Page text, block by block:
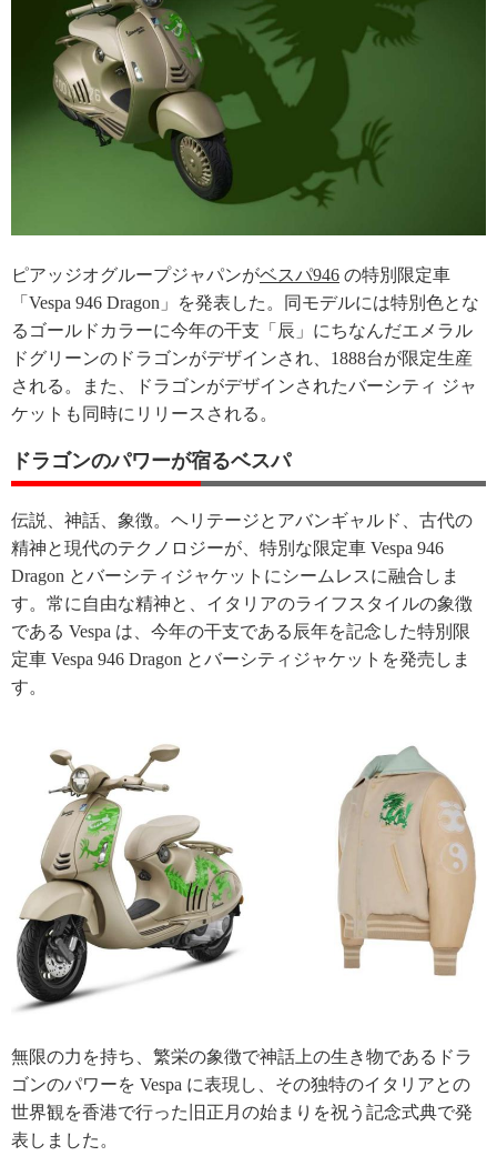
ピアッジオグループジャパンがベスパ946 の特別限定車
「Vespa 946 Dragon」を発表した。同モデルには特別色とな
るゴールドカラーに今年の干支「辰」にちなんだエメラル
ドグリーンのドラゴンがデザインされ、1888台が限定生産
される。また、ドラゴンがデザインされたバーシティ ジャ
ケットも同時にリリースされる。
ドラゴンのパワーが宿るベスパ
伝説、神話、象徴。ヘリテージとアバンギャルド、古代の
精神と現代のテクノロジーが、特別な限定車 Vespa 946
Dragon とバーシティジャケットにシームレスに融合しま
す。常に自由な精神と、イタリアのライフスタイルの象徴
である Vespa は、今年の干支である辰年を記念した特別限
定車 Vespa 946 Dragon とバーシティジャケットを発売しま
す。
無限の力を持ち、繁栄の象徴で神話上の生き物であるドラ
ゴンのパワーを Vespa に表現し、その独特のイタリアとの
世界観を香港で行った旧正月の始まりを祝う記念式典で発
表しました。